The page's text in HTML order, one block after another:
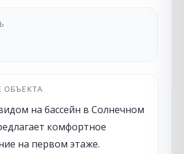
ОБЪЕКТА
на бассейн в Солнечном
комфортное
на первом этаже.